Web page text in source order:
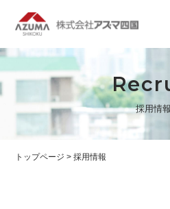
採用情報
トップページ >採用情報